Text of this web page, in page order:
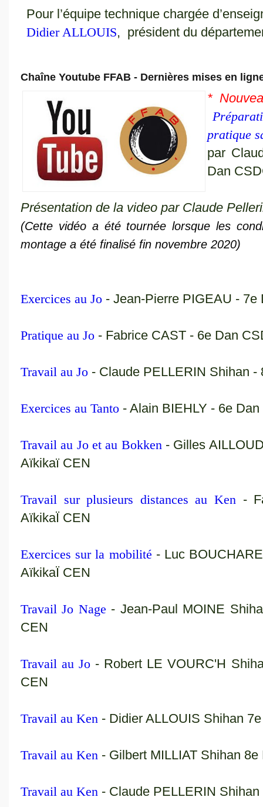
Pour l’équipe technique chargée
Didier ALLOUIS, président du
Chaîne Youtube FFAB - Dernières mises en
*
pratique
par
Dan
Présentation de la video par Claude
(Cette vidéo a été tournée lorsque les
montage a été finalisé fin novembre 2020)
Exercices au Jo - Jean-Pierre PIGEAU -
Pratique au Jo - Fabrice CAST - 6e Dan
Travail au Jo - Claude PELLERIN Shihan
Exercices au Tanto - Alain BIEHLY - 6e
Travail au Jo et au Bokken - Gilles
Aïkikaï CEN
Travail sur plusieurs distances au Ken -
AïkikaÏ CEN
Exercices sur la mobilité - Luc
AïkikaÏ CEN
Travail Jo Nage - Jean-Paul MOINE
CEN
Travail au Jo - Robert LE VOURC'H
CEN
Travail au Ken - Didier ALLOUIS Shihan
Travail au Ken - Gilbert MILLIAT Shihan
Travail au Ken - Claude PELLERIN